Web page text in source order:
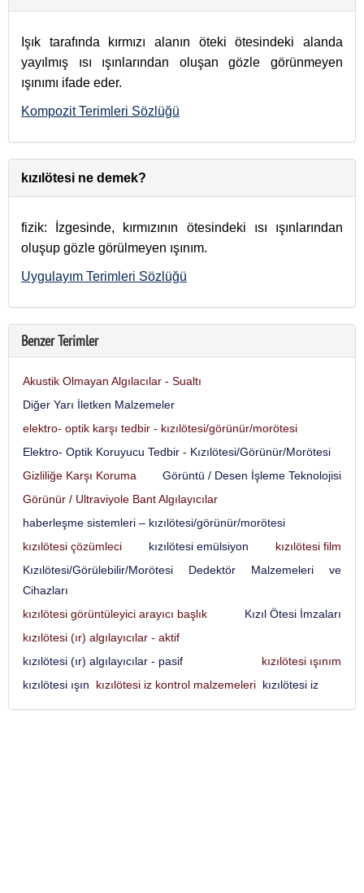
Işık tarafında kırmızı alanın öteki ötesindeki alanda
yayılmış ısı ışınlarından oluşan gözle görünmeyen
ışınımı ifade eder.
Kompozit Terimleri Sözlüğü
kızılötesi ne demek?
fizik: İzgesinde, kırmızının ötesindeki ısı ışınlarından
oluşup gözle görülmeyen ışınım.
Uygulayım Terimleri Sözlüğü
Benzer Terimler
Akustik Olmayan Algılacılar - Sualtı
Diğer Yarı İletken Malzemeler
elektro- optik karşı tedbir - kızılötesi/görünür/morötesi
Elektro- Optik Koruyucu Tedbir - Kızılötesi/Görünür/Morötesi
Gizliliğe Karşı Koruma
Görüntü / Desen İşleme Teknolojisi
Görünür / Ultraviyole Bant Algılayıcılar
haberleşme sistemleri – kızılötesi/görünür/morötesi
kızılötesi çözümleci
kızılötesi emülsiyon
kızılötesi film
Kızılötesi/Görülebilir/Morötesi Dedektör Malzemeleri ve
Cihazları
kızılötesi görüntüleyici arayıcı başlık
Kızıl Ötesi İmzaları
kızılötesi (ır) algılayıcılar - aktif
kızılötesi (ır) algılayıcılar - pasif
kızılötesi ışınım
kızılötesi ışın
kızılötesi iz kontrol malzemeleri kızılötesi iz